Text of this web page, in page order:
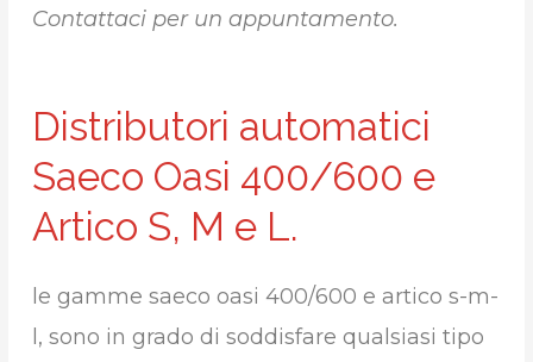
Contattaci per un appuntamento.
Distributori automatici
Saeco Oasi 400/600 e
Artico S, M e L.
le gamme saeco oasi 400/600 e artico s-m-
l, sono in grado di soddisfare qualsiasi tipo